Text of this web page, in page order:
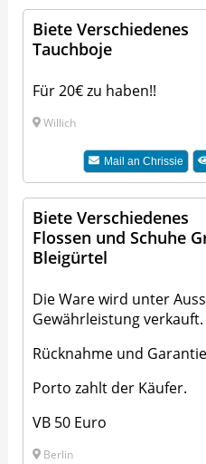
Biete Verschiedenes
Tauchboje
Für 20€ zu haben!!
Willich
Mail an Chrissie
Biete Verschiedenes
Flossen und Schuhe
Bleigürtel
Die Ware wird unter
Gewährleistung verkauft.
Rücknahme und
Porto zahlt der Käufer.
VB 50 Euro
Berlin